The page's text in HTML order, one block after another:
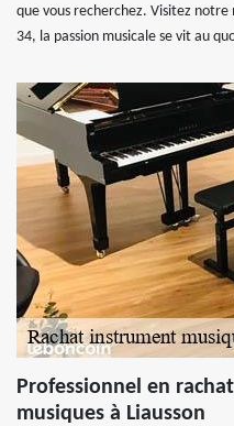
que vous recherchez. Visitez notre
34, la passion musicale se vit au
Professionnel en
musiques à Liausson